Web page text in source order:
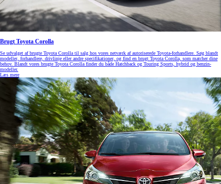
Brugt Toyota Corolla
Se udvalget af brugte Toyota Corolla til salg hos vores netværk af autoriserede Toyota-forhandlere. Søg blandt
modeller, forhandlere, drivlinje eller andre specifikationer, og find en brugt Toyota Corolla, som matcher dine
behov. Blandt vores brugte Toyota Corolla finder du både Hatchback og Touring Sports, hybrid og benzin-
modeller.
Læs mere